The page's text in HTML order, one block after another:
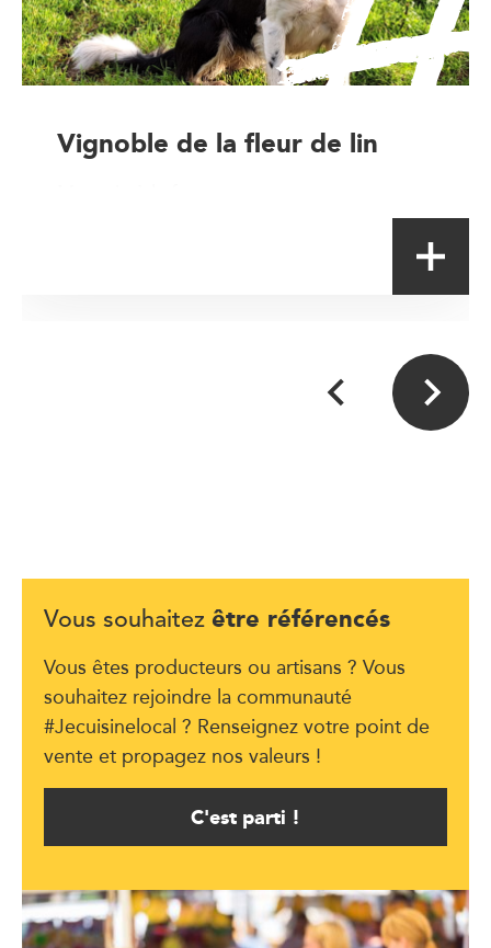
Vignoble de la fleur de lin
Vous souhaitez être référencés
Vous êtes producteurs ou artisans ? Vous
souhaitez rejoindre la communauté
#Jecuisinelocal ? Renseignez votre point de
vente et propagez nos valeurs !
C'est parti !